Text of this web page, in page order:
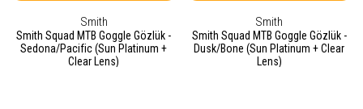
Smith
Smith Squad MTB Goggle Gözlük -
Sedona/Pacific (Sun Platinum +
Clear Lens)
Smith
Smith Squad MTB Goggle Gözlük -
Dusk/Bone (Sun Platinum + Clear
Lens)